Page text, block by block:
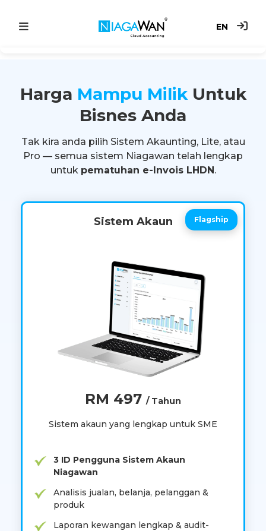
EN
Sistem Akaun
e-Invoice
Blog
Harga Mampu MilikUntuk
Bisnes Anda
Tak kira anda pilih Sistem Akaunting, Lite, atau
Pro — semua sistem Niagawan telah lengkap
untuk pematuhan e-Invois LHDN.
Flagship
Sistem Akaun
RM 497 / Tahun
Sistem akaun yang lengkap untuk SME
3 ID Pengguna Sistem Akaun
Niagawan
Analisis jualan, belanja, pelanggan &
produk
Laporan kewangan lengkap & audit-